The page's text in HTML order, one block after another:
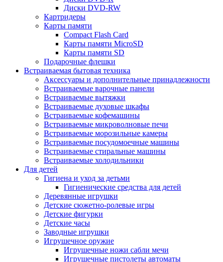
Диски DVD-RW
Картридеры
Карты памяти
Compact Flash Card
Карты памяти MicroSD
Карты памяти SD
Подарочные флешки
Встраиваемая бытовая техника
Аксессуары и дополнительные принадлежности
Встраиваемые варочные панели
Встраиваемые вытяжки
Встраиваемые духовые шкафы
Встраиваемые кофемашины
Встраиваемые микроволновые печи
Встраиваемые морозильные камеры
Встраиваемые посудомоечные машины
Встраиваемые стиральные машины
Встраиваемые холодильники
Для детей
Гигиена и уход за детьми
Гигиенические средства для детей
Деревянные игрушки
Детские сюжетно-ролевые игры
Детские фигурки
Детские часы
Заводные игрушки
Игрушечное оружие
Игрушечные ножи сабли мечи
Игрушечные пистолеты автоматы